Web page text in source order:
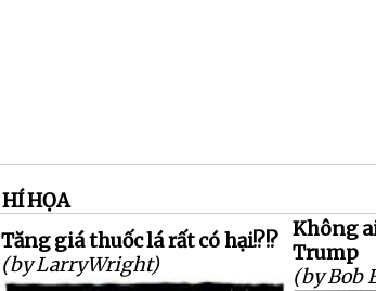
HÍ HỌA
Tăng giá thuốc lá rất có hại!?!?
(by LarryWright)
Không
Trump
(by Bob